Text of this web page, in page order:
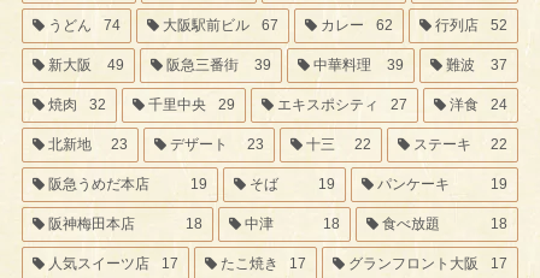
うどん 74 大阪駅前ビル 67 カレー 62 行列店 52
新大阪 49 阪急三番街 39 中華料理 39 難波 37
焼肉 32 千里中央 29 エキスポシティ 27 洋食 24
北新地 23 デザート 23 十三 22 ステーキ 22
阪急うめだ本店 19 そば 19 パンケーキ 19
阪神梅田本店 18 中津 18 食べ放題 18
人気スイーツ店 17 たこ焼き 17 グランフロント大阪 17